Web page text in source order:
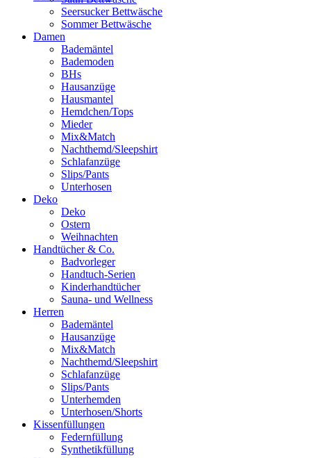
Seersucker Bettwäsche
Sommer Bettwäsche
Damen
Bademäntel
Bademoden
BHs
Hausanzüge
Hausmantel
Hemdchen/Tops
Mieder
Mix&Match
Nachthemd/Sleepshirt
Schlafanzüge
Slips/Pants
Unterhosen
Deko
Deko
Ostern
Weihnachten
Handtücher & Co.
Badvorleger
Handtuch-Serien
Kinderhandtücher
Sauna- und Wellness
Herren
Bademäntel
Hausanzüge
Mix&Match
Nachthemd/Sleepshirt
Schlafanzüge
Slips/Pants
Unterhemden
Unterhosen/Shorts
Kissenfüllungen
Federnfüllung
Synthetikfüllung